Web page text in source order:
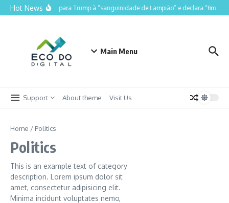
Ir para o conteúdo
Hot NewsLula compara Trump à “sanguinidade de Lampião” e declara “fim do
Main Menu
Support About theme Visit Us
Home / Politics
Politics
This is an example text of category
description. Lorem ipsum dolor sit
amet, consectetur adipisicing elit.
Minima incidunt voluptates nemo,